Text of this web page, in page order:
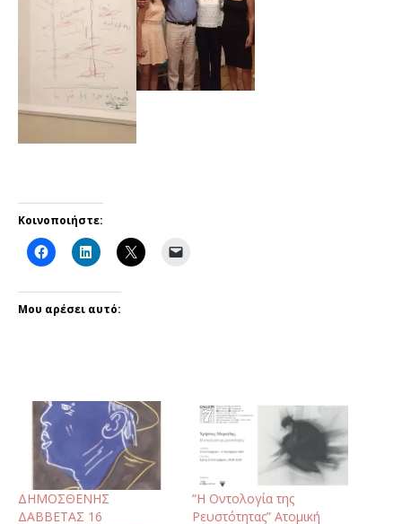
Κοινοποιήστε:
Μου αρέσει αυτό:
ΔΗΜΟΣΘΕΝΗΣ
ΔΑΒΒΕΤΑΣ 16
“Η Οντολογία της
Ρευστότητας” Ατομική